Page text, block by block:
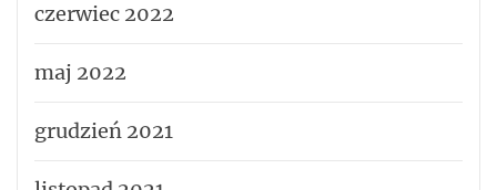
czerwiec 2022
maj 2022
grudzień 2021